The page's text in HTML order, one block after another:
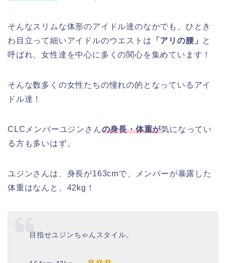
そんなスリムな体形のアイドル達のなかでも、ひとき
わ目立って細いアイドルのウエストは 「アリの腰」 と
呼ばれ、女性達を中心に多くの関心を集めています！
そんな数多くの女性たちの憧れの的となっているアイ
ドル達！
CLCメンバーユジンさんの身長・体重が気になってい
る方も多いはず。
ユジンさんは、身長が163cmで、メンバーが暴露した
体重はなんと、42kg！
目指せユジンちゃんスタイル。